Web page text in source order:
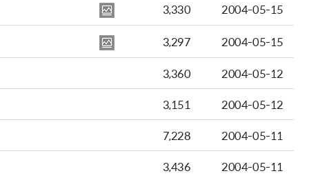
3,330
2004-05-15
3,297
2004-05-15
3,360
2004-05-12
3,151
2004-05-12
7,228
2004-05-11
3,436
2004-05-11